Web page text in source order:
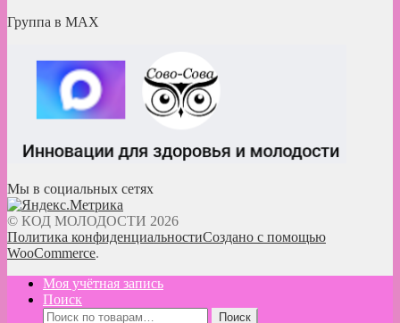
Группа в MAX
Мы в социальных сетях
© КОД МОЛОДОСТИ 2026
Политика конфиденциальностиСоздано с помощью
WooCommerce.
Моя учётная запись
Поиск
Искать:
Поиск